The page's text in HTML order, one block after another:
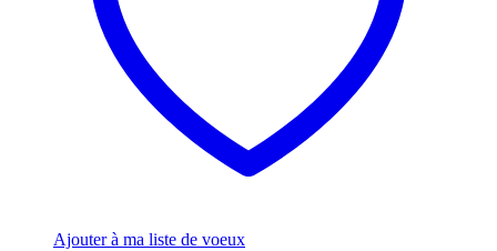
Ajouter à ma liste de voeux